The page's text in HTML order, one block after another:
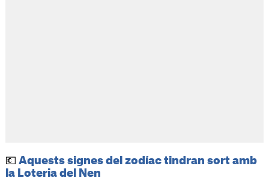
💶 Aquests signes del zodíac tindran sort amb
la Loteria del Nen